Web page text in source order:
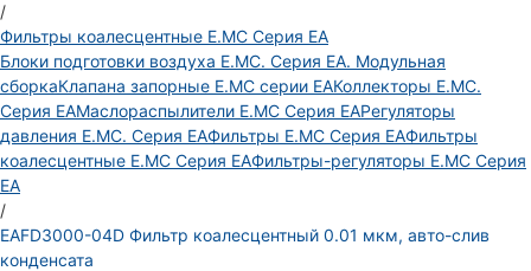
/
Фильтры коалесцентные E.MC Серия EA
Блоки подготовки воздуха E.MC. Серия EA. Модульная
сборкаКлапана запорные E.MC серии EAКоллекторы E.MC.
Серия EAМаслораспылители E.MC Серия EAРегуляторы
давления E.MC. Серия EAФильтры E.MC Серия EAФильтры
коалесцентные E.MC Серия EAФильтры-регуляторы E.MC Серия
EA
/
EAFD3000-04D Фильтр коалесцентный 0.01 мкм, авто-слив
конденсата